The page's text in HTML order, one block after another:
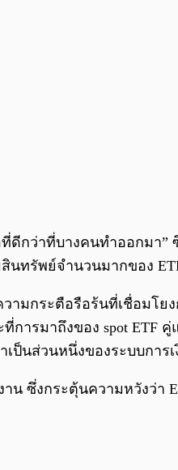
ที่ดีกว่าที่บางคนทำออกมา”
นทรัพย์จำนวนมากของ
ามกระตือรือร้นที่เชื่อมโย
รมาถึงของ spot ETF คู่
ป็นส่วนหนึ่งของระบบการเ
น ซึ่งกระตุ้นความหวังว่า